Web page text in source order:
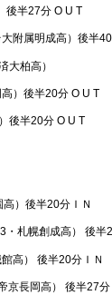
後半27分 O U T
附属明成高）後半
大柏高）
高）後半20分 O U T
後半20分 O U T
高）後半20分ＩＮ
札幌創成高） 後半
高） 後半20分ＩＮ
京長岡高） 後半27分